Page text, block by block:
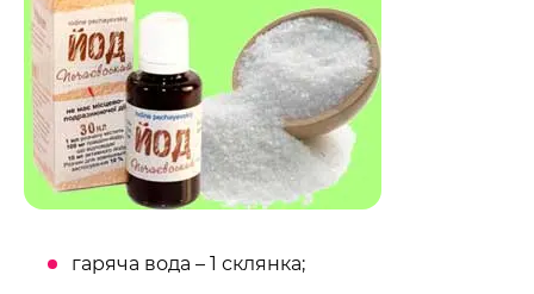
гаряча вода – 1 склянка;